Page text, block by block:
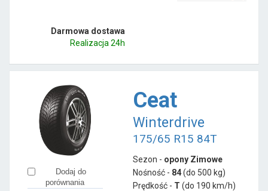
Darmowa dostawa
Realizacja 24h
Dodaj do
porównania
Ceat
Winterdrive
175/65 R15 84T
Sezon - opony Zimowe
Nośność - 84(do 500 kg)
Prędkość - T (do 190 km/h)